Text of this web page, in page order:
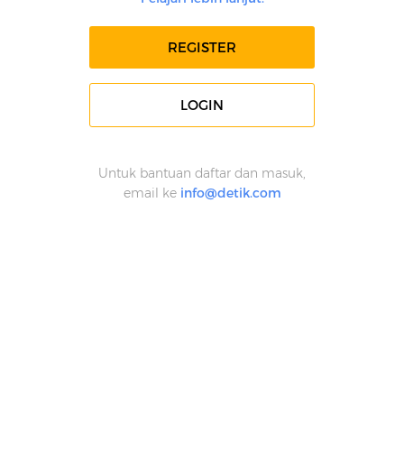
REGISTER
LOGIN
Untuk bantuan daftar dan masuk,
email ke info@detik.com